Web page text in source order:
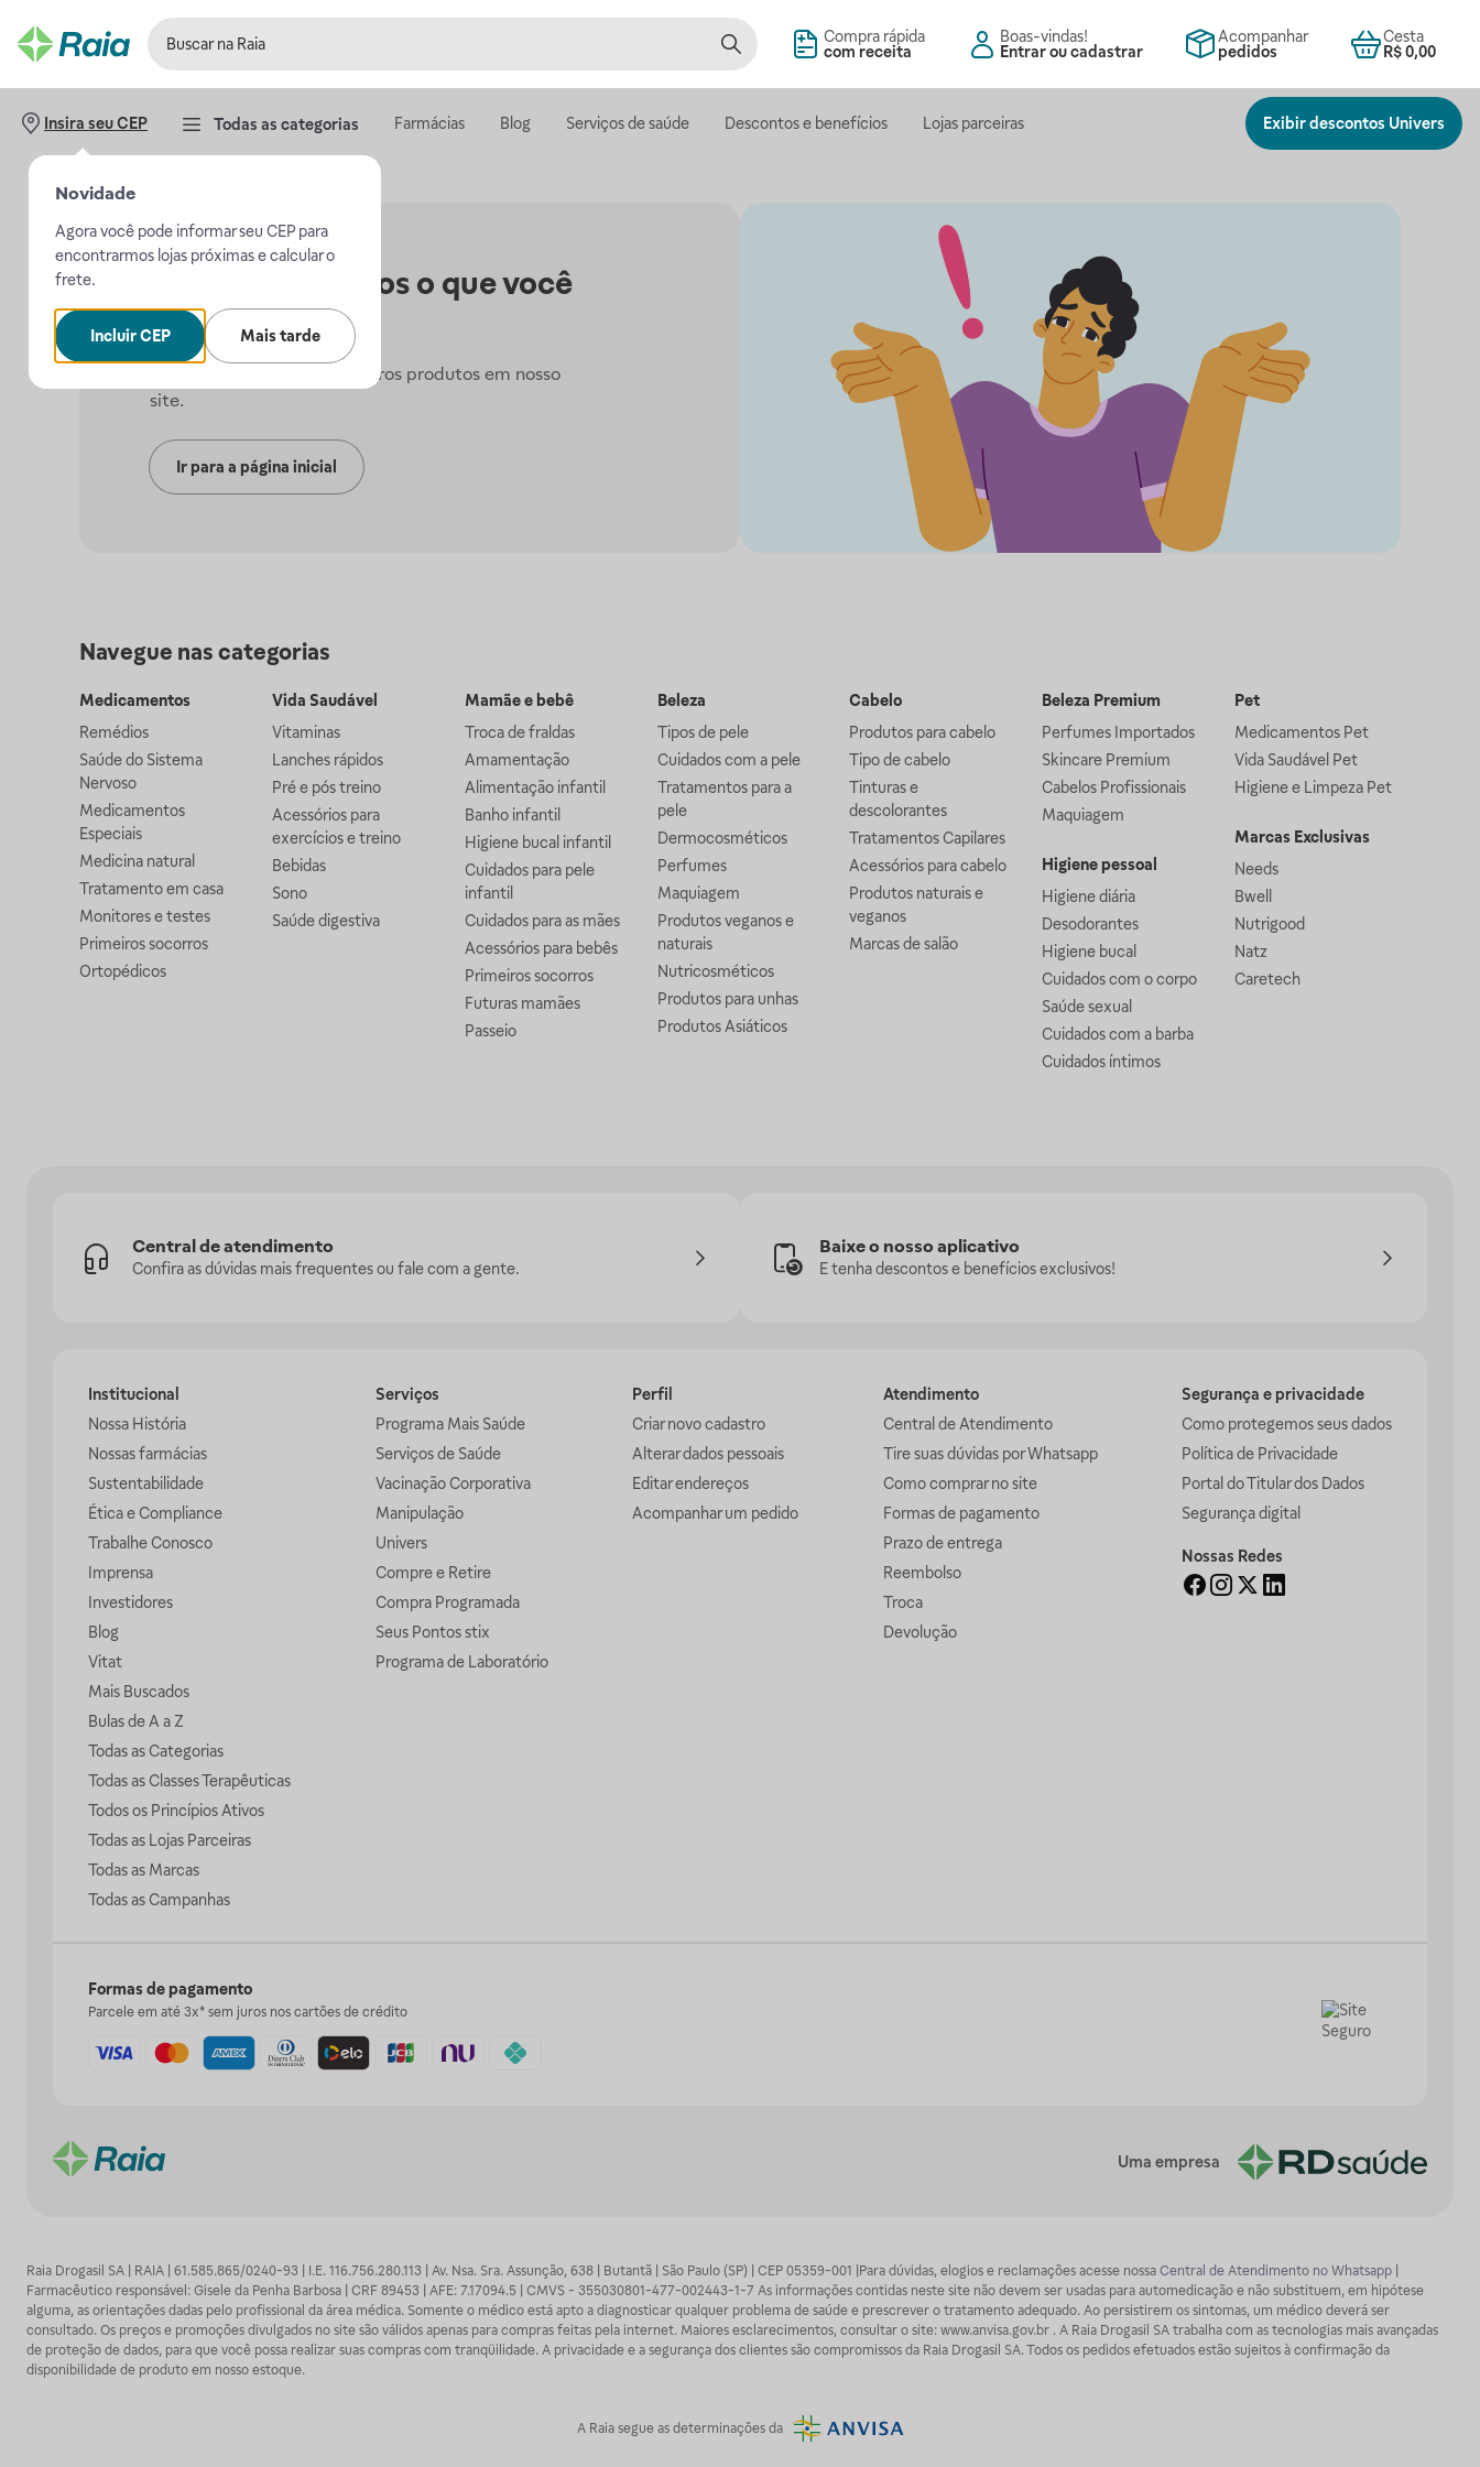
Compra rápida
com receita
Boas-vindas!
Entrar ou cadastrar
Acompanhar
pedidos
Cesta
R$ 0,00
Insira seu CEP
Novidade
Agora você pode informar seu CEP para
encontrarmos lojas próximas e calcular o
frete.
Incluir CEP Mais tarde
Todas as categorias Farmácias Blog Serviços de saúde Descontos e benefícios Lojas parceiras Exibir descontos Univers
Não encontramos o que você
procurava.
Mas, você pode conferir outros produtos em nosso
site.
Ir para a página inicial
Navegue nas categorias
Medicamentos
Remédios
Saúde do Sistema
Nervoso
Medicamentos
Especiais
Medicina natural
Tratamento em casa
Monitores e testes
Primeiros socorros
Ortopédicos
Vida Saudável
Vitaminas
Lanches rápidos
Pré e pós treino
Acessórios para
exercícios e treino
Bebidas
Sono
Saúde digestiva
Mamãe e bebê
Troca de fraldas
Amamentação
Alimentação infantil
Banho infantil
Higiene bucal infantil
Cuidados para pele
infantil
Cuidados para as mães
Acessórios para bebês
Primeiros socorros
Futuras mamães
Passeio
Beleza
Tipos de pele
Cuidados com a pele
Tratamentos para a
pele
Dermocosméticos
Perfumes
Maquiagem
Produtos veganos e
naturais
Nutricosméticos
Produtos para unhas
Produtos Asiáticos
Cabelo
Produtos para cabelo
Tipo de cabelo
Tinturas e
descolorantes
Tratamentos Capilares
Acessórios para cabelo
Produtos naturais e
veganos
Marcas de salão
Beleza Premium
Perfumes Importados
Skincare Premium
Cabelos Profissionais
Maquiagem
Higiene pessoal
Higiene diária
Desodorantes
Higiene bucal
Cuidados com o corpo
Saúde sexual
Cuidados com a barba
Cuidados íntimos
Pet
Medicamentos Pet
Vida Saudável Pet
Higiene e Limpeza Pet
Marcas Exclusivas
Needs
Bwell
Nutrigood
Natz
Caretech
Central de atendimento
Confira as dúvidas mais frequentes ou fale com a gente.
Baixe o nosso aplicativo
E tenha descontos e benefícios exclusivos!
Institucional
Nossa História
Nossas farmácias
Sustentabilidade
Ética e Compliance
Trabalhe Conosco
Imprensa
Investidores
Blog
Vitat
Mais Buscados
Bulas de A a Z
Todas as Categorias
Todas as Classes Terapêuticas
Todos os Princípios Ativos
Todas as Lojas Parceiras
Todas as Marcas
Todas as Campanhas
Serviços
Programa Mais Saúde
Serviços de Saúde
Vacinação Corporativa
Manipulação
Univers
Compre e Retire
Compra Programada
Seus Pontos stix
Programa de Laboratório
Perfil
Criar novo cadastro
Alterar dados pessoais
Editar endereços
Acompanhar um pedido
Atendimento
Central de Atendimento
Tire suas dúvidas por Whatsapp
Como comprar no site
Formas de pagamento
Prazo de entrega
Reembolso
Troca
Devolução
Segurança e privacidade
Como protegemos seus dados
Política de Privacidade
Portal do Titular dos Dados
Segurança digital
Nossas Redes
Formas de pagamento
Parcele em até 3x* sem juros nos cartões de crédito
Uma empresa
Raia Drogasil SA | RAIA | 61.585.865/0240-93 | I.E. 116.756.280.113 | Av. Nsa. Sra. Assunção, 638 | Butantã | São Paulo (SP) | CEP 05359-001 |Para dúvidas, elogios e reclamações acesse nossa Central de Atendimento no Whatsapp
Farmacêutico responsável: Gisele da Penha Barbosa | CRF 89453 | AFE: 7.17094.5 | CMVS - 355030801-477-002443-1-7 As informações contidas neste site não devem ser usadas para automedicação e não substituem, em hipótese
alguma, as orientações dadas pelo profissional da área médica. Somente o médico está apto a diagnosticar qualquer problema de saúde e prescrever o tratamento adequado. Ao persistirem os sintomas, um médico deverá ser
consultado. Os preços e promoções divulgados no site são válidos apenas para compras feitas pela internet. Maiores esclarecimentos, consultar o site: www.anvisa.gov.br . A Raia Drogasil SA trabalha com as tecnologias mais avançadas
de proteção de dados, para que você possa realizar suas compras com tranqüilidade. A privacidade e a segurança dos clientes são compromissos da Raia Drogasil SA. Todos os pedidos efetuados estão sujeitos à confirmação da
disponibilidade de produto em nosso estoque.
A Raiasegue as determinações da